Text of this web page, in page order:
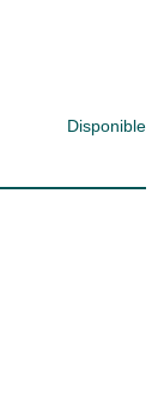
Disponible